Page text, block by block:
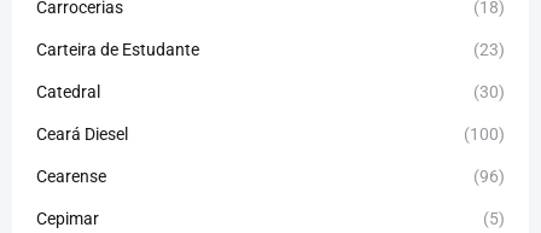
Carrocerias (18)
Carteira de Estudante (23)
Catedral (30)
Ceará Diesel (100)
Cearense (96)
Cepimar (5)